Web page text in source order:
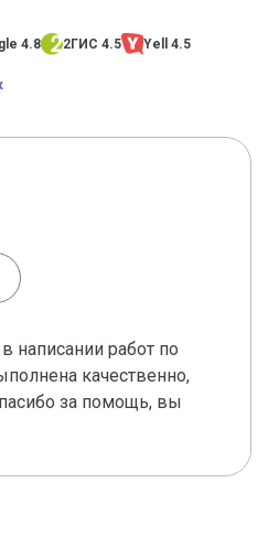
4.8 2ГИС 4.5 Yell 4.5
работ по
качественно,
за помощь, вы